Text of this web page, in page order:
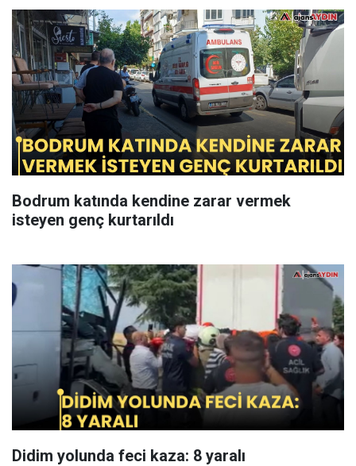
Bodrum katında kendine zarar vermek
isteyen genç kurtarıldı
Didim yolunda feci kaza: 8 yaralı